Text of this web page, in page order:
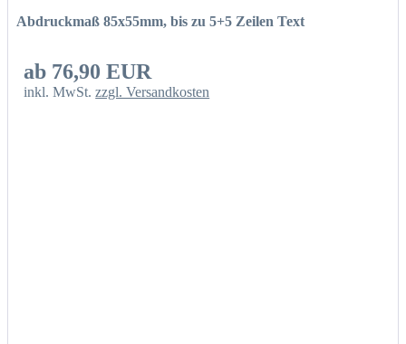
Abdruckmaß 85x55mm, bis zu 5+5 Zeilen Text
ab 76,90 EUR
inkl. MwSt.zzgl. Versandkosten